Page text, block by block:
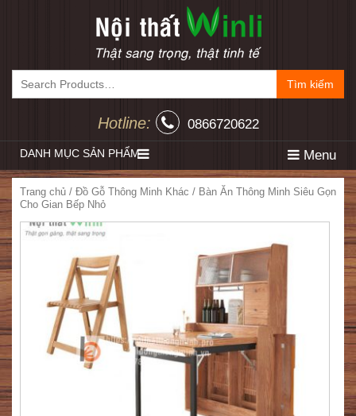
Tìm kiếm
Hotline: 0866720622
DANH MỤC SẢN PHẨM Menu
Trang chủ / Đồ Gỗ Thông Minh Khác / Bàn Ăn Thông Minh Siêu Gọn
Cho Gian Bếp Nhỏ